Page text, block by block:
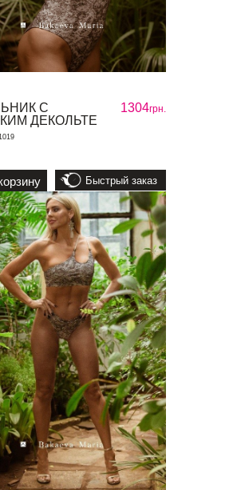
1304грн.
С
ДЕКОЛЬТЕ
Быстрый заказ